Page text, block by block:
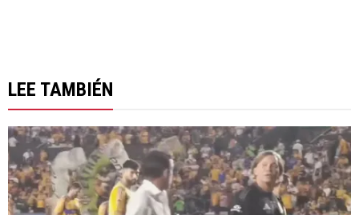
LEE TAMBIÉN